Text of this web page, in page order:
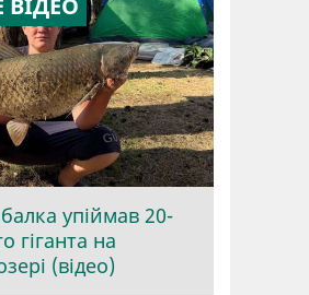
упіймав 20-
гіганта на
(відео)